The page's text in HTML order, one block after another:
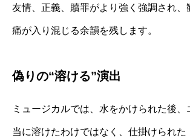
友情、正義、贖罪がより強く強調され、
痛が入り混じる余韻を残します。
偽りの“溶ける”演出
ミュージカルでは、水をかけられた後
当に溶けたわけではなく、仕掛けられた